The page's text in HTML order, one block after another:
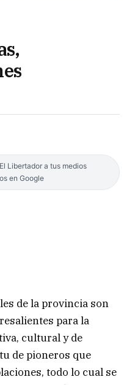
Libertador a tus medios
en Google
de la provincia son
para la
cultural y de
de pioneros que
todo lo cual se